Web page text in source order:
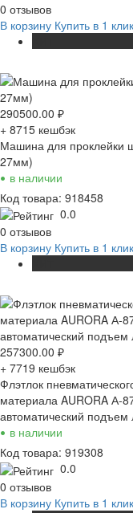
0 отзывов
В корзину Купить в 1 клик
290500.00 ₽
+ 8715 кешбэк
Машина для проклейки
27мм)
• в наличии
Код товара: 918458
0.0
0 отзывов
В корзину Купить в 1 клик
257300.00 ₽
+ 7719 кешбэк
Флэтлок
материала AURORA А-
автоматический подъем
• в наличии
Код товара: 919308
0.0
0 отзывов
В корзину Купить в 1 клик